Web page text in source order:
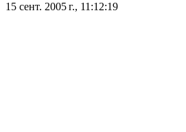
15 сент. 2005 г., 11:12:19